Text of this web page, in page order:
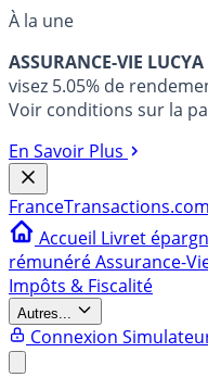
À la une
ASSURANCE-VIE
visez 5.05% de
Voir conditions sur la
En Savoir Plus
FranceTransactions.com
Accueil Livret
rémunéréAssurance-
Impôts & Fiscalité
Autres...
Connexion